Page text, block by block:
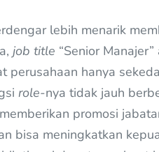
lebih menarik
job title “Senior
perusahaan hanya
role-nya tidak jauh
promosi
bisa meningkatkan